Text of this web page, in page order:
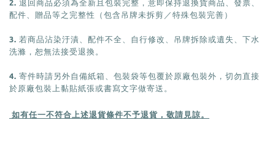
2. 退回商品必須為全新且包裝完整，意即保持退換貨商品、發票、
配件、贈品等之完整性
（包含吊牌未拆剪／特殊包裝完善）
3. 若商品沾染汙漬、配件不全、自行修改、吊牌拆除或遺失、下水
洗滌，恕無法接受退換。
4. 寄件時請另外自備紙箱、包裝袋等包覆於原廠包裝外，切勿直接
於原廠包裝上黏貼紙張或書寫文字做寄送。
如有任一不符合上述退貨條件不予退貨，敬請見諒。